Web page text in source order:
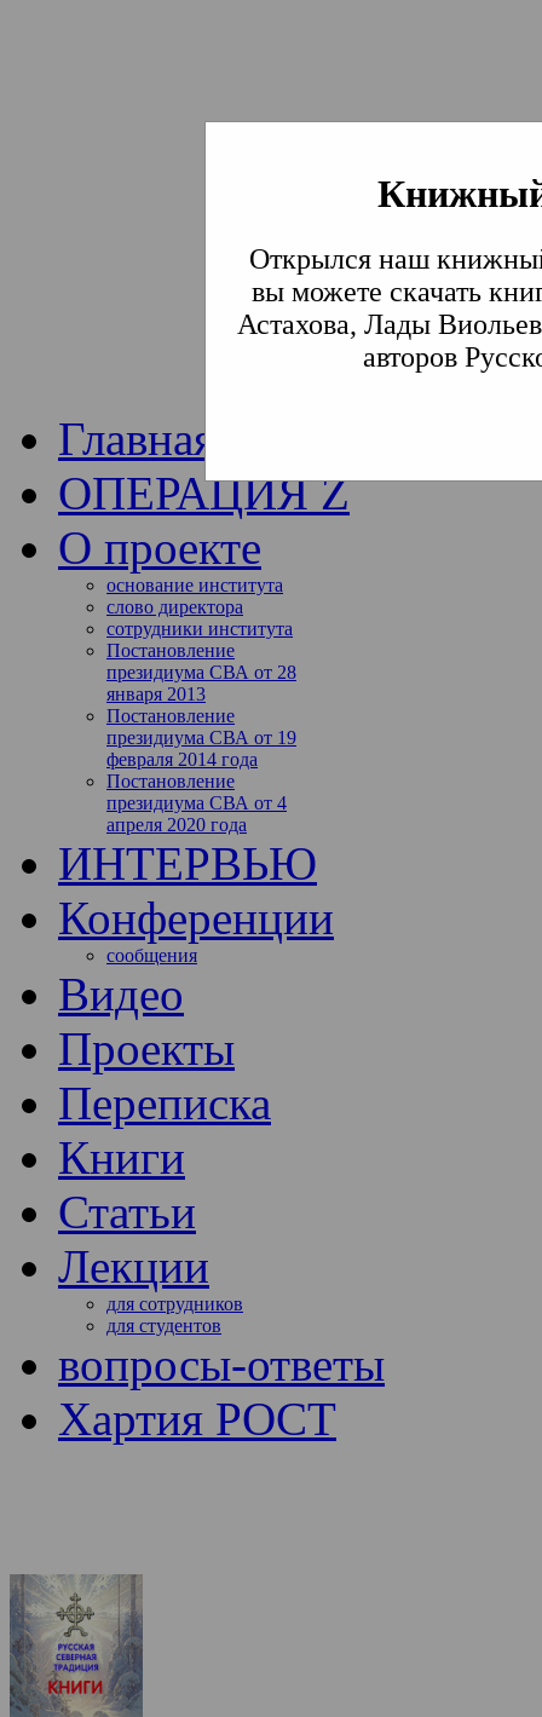
Открылся наш
вы можете скачать
Астахова, Лады
авторов
Институт
Традиции СВА
Главная
ОПЕРАЦИЯ Z
О проекте
основание института
слово директора
сотрудники института
Постановление
президиума СВА от 28
января 2013
Постановление
президиума СВА от 19
февраля 2014 года
Постановление
президиума СВА от 4
апреля 2020 года
ИНТЕРВЬЮ
Конференции
сообщения
Видео
Проекты
Переписка
Книги
Статьи
Лекции
для сотрудников
для студентов
вопросы-ответы
Хартия РОСТ